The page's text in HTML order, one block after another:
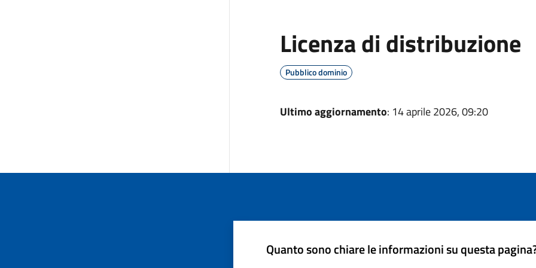
Licenza di distribuzione
Pubblico dominio
Ultimo aggiornamento: 14 aprile 2026, 09:20
Quanto sono chiare le informazioni su questa